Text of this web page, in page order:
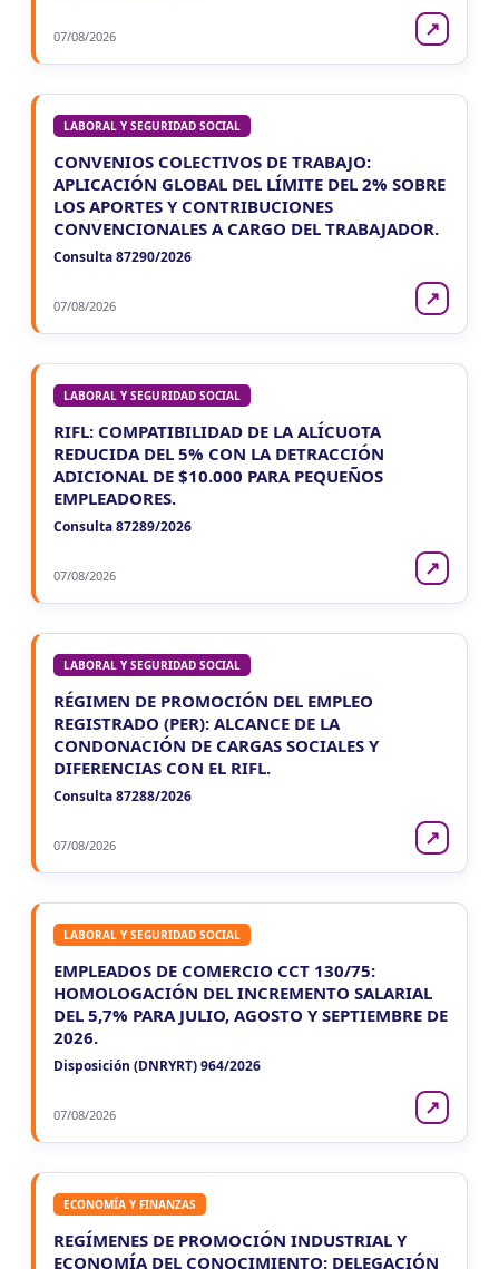
07/08/2026 ↗
LABORAL Y SEGURIDAD SOCIAL
CONVENIOS COLECTIVOS DE TRABAJO:
APLICACIÓN GLOBAL DEL LÍMITE DEL 2% SOBRE
LOS APORTES Y CONTRIBUCIONES
CONVENCIONALES A CARGO DEL TRABAJADOR.
Consulta 87290/2026
07/08/2026 ↗
LABORAL Y SEGURIDAD SOCIAL
RIFL: COMPATIBILIDAD DE LA ALÍCUOTA
REDUCIDA DEL 5% CON LA DETRACCIÓN
ADICIONAL DE $10.000 PARA PEQUEÑOS
EMPLEADORES.
Consulta 87289/2026
07/08/2026 ↗
LABORAL Y SEGURIDAD SOCIAL
RÉGIMEN DE PROMOCIÓN DEL EMPLEO
REGISTRADO (PER): ALCANCE DE LA
CONDONACIÓN DE CARGAS SOCIALES Y
DIFERENCIAS CON EL RIFL.
Consulta 87288/2026
07/08/2026 ↗
LABORAL Y SEGURIDAD SOCIAL
EMPLEADOS DE COMERCIO CCT 130/75:
HOMOLOGACIÓN DEL INCREMENTO SALARIAL
DEL 5,7% PARA JULIO, AGOSTO Y SEPTIEMBRE DE
2026.
Disposición (DNRYRT) 964/2026
07/08/2026 ↗
ECONOMÍA Y FINANZAS
REGÍMENES DE PROMOCIÓN INDUSTRIAL Y
ECONOMÍA DEL CONOCIMIENTO: DELEGACIÓN